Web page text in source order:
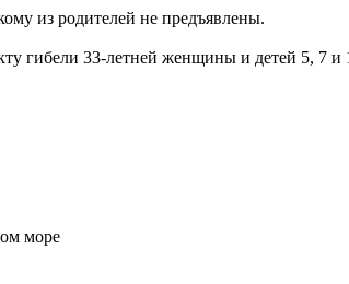
из родителей не предъявлены.
гибели 33-летней женщины и детей 5, 7
море